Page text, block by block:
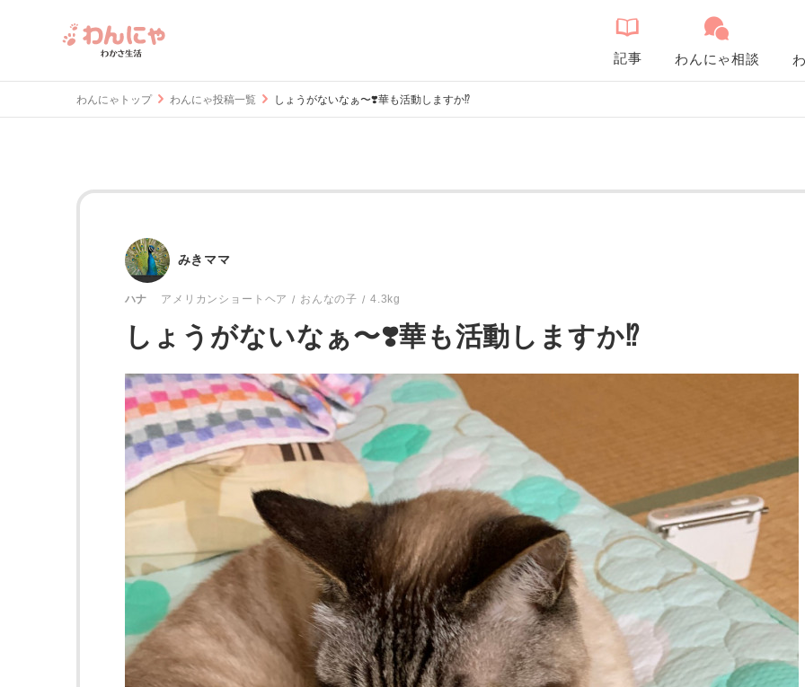
記事 わんにゃ相談
わんにゃトップ わんにゃ投稿一覧 しょうがないなぁ〜❣️華も活動しますか⁉️
みきママ
ハナ アメリカンショートヘア おんなの子 4.3kg
しょうがないなぁ〜❣️華も活動しますか⁉️